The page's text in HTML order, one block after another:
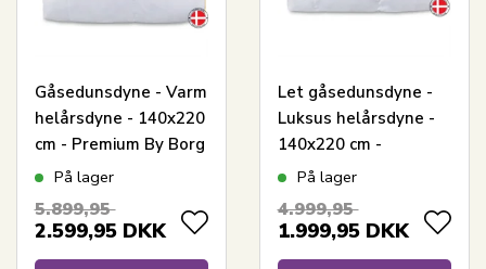
Gåsedunsdyne - Varm
helårsdyne - 140x220
cm - Premium By Borg
- Gulddynen varm
På lager
5.899,95
2.599,95 DKK
Let gåsedunsdyne -
Luksus helårsdyne -
140x220 cm -
Premium By Borg -
På lager
4.999,95
1.999,95 DKK